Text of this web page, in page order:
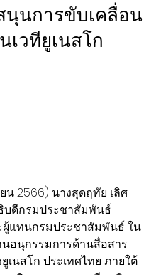
นุนการขับเคลื่อน
เวทียูเนสโก
น 2566) นางสุดฤทัย เลิศ
บดีกรมประชาสัมพันธ์
แทนกรมประชาสัมพันธ์ ใน
อนุกรรมการด้านสื่อสาร
เนสโก ประเทศไทย ภายใต้